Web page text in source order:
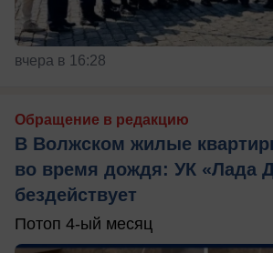
вчера в 16:28
Обращение в редакцию
В Волжском жилые
во время дождя: УК «Лада
бездействует
Потоп 4-ый месяц